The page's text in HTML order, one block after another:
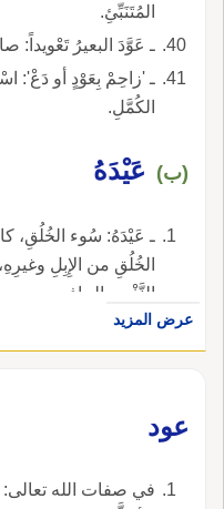
المُتَنَبِّئِ.
ـ عَوَّدَ البعيرُ تَعْويداً: صارَ عَوْداً.
ـ 'زاحِمْ بِعَوْدٍ أو دَعْ':
الكُمَّلِ.
(ب) عَيْدَهُ
ـ عَيْدَهُ: سُوء الخُلُقِ،
الخُلُقِ من الإِبِلِ
النَّفْسِ الجافِي.
عرض المزيد
عود
في صفات الله تعالى: